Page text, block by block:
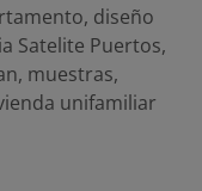
, diseño
Satelite Puertos,
, muestras,
unifamiliar